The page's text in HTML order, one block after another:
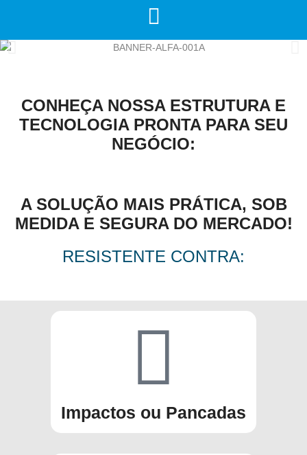
CONHEÇA NOSSA ESTRUTURA E
TECNOLOGIA PRONTA PARA SEU
NEGÓCIO:
A SOLUÇÃO MAIS PRÁTICA, SOB
MEDIDA E SEGURA DO MERCADO!
RESISTENTE CONTRA:
Impactos ou Pancadas